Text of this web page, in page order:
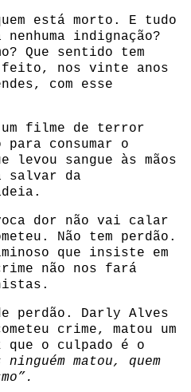
está morto. E tudo
indignação?
Que sentido tem
feito, nos vinte anos
com esse
um filme de terror
consumar o
levou sangue às mãos
salvar da
dor não vai calar
Não tem perdão.
que insiste em
não nos fará
perdão. Darly Alves
crime, matou um
que o culpado é o
ninguém matou, quem